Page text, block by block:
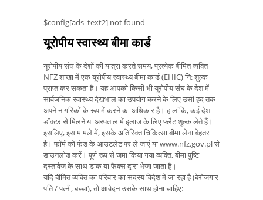
$config[ads_text2] not found
यूरोपीय स्वास्थ्य बीमा कार्ड
यूरोपीय संघ के देशों की यात्रा करते समय, प्रत्येक बीमित व्यक्ति
NFZ शाखा में एक यूरोपीय स्वास्थ्य बीमा कार्ड (EHIC) नि: शुल्क
प्राप्त कर सकता है। यह आपको किसी भी यूरोपीय संघ के देश में
सार्वजनिक स्वास्थ्य देखभाल का उपयोग करने के लिए उसी हद तक
अपने नागरिकों के रूप में करने का अधिकार है। हालांकि, कई देश
डॉक्टर से मिलने या अस्पताल में इलाज के लिए फ्लैट शुल्क लेते हैं।
इसलिए, इस मामले में, इसके अतिरिक्त चिकित्सा बीमा लेना बेहतर
है। फॉर्म को फंड के आउटलेट पर ले जाएं या www.nfz.gov.pl से
डाउनलोड करें। पूर्ण रूप से जमा किया गया व्यक्ति, बीमा पुष्टि
दस्तावेज के साथ डाक या फैक्स द्वारा भेजा जाता है।
यदि बीमित व्यक्ति का परिवार का सदस्य विदेश में जा रहा है (बेरोजगार
पति / पत्नी, बच्चा), तो आवेदन उसके साथ होना चाहिए: